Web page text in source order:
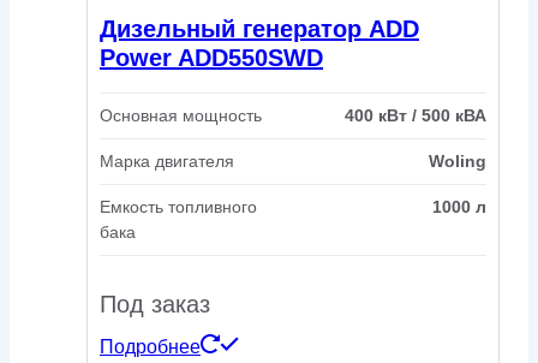
Дизельный генератор ADD
Power ADD550SWD
Основная мощность 400 кВт / 500 кВА
Марка двигателя Woling
Емкость топливного
бака
1000 л
Под заказ
Подробнее